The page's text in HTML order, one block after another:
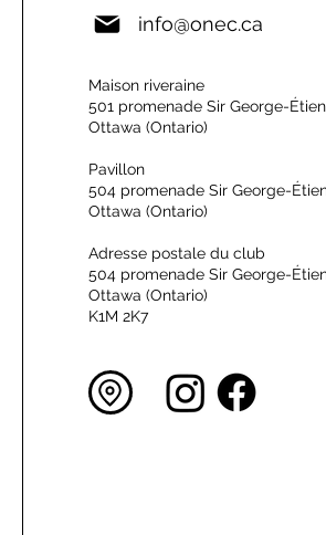
info@onec.ca
Maison riveraine
501 promenade Sir George-
Ottawa (Ontario)
Pavillon
504 promenade Sir George-
Ottawa (Ontario)
Adresse postale du club
504 promenade Sir George-
Ottawa (Ontario)
K1M 2K7